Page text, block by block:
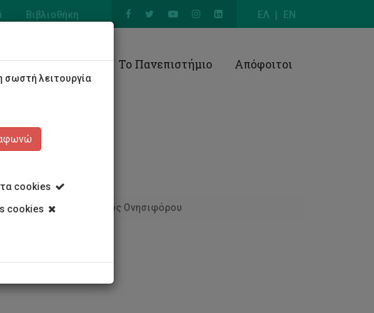
ΕΛ EN
Βιβλιοθήκη
Έρευνα Το Πανεπιστήμιο Απόφοιτοι
Κωνσταντίνος Ονησιφόρου
σωστή λειτουργία
cookies
cookies